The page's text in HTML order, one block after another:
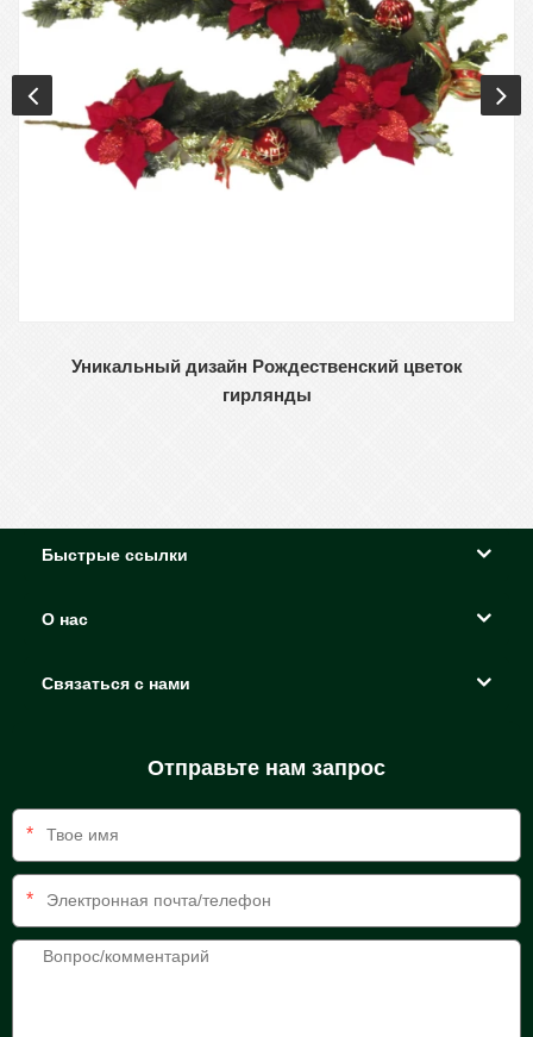
Уникальный дизайн Рождественский цветок
гирлянды
Быстрые ссылки
О нас
Связаться с нами
Отправьте нам запрос
*
*